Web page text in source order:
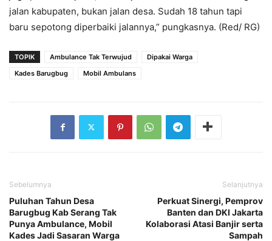
jalan kabupaten, bukan jalan desa. Sudah 18 tahun tapi
baru sepotong diperbaiki jalannya,” pungkasnya. (Red/ RG)
TOPIK Ambulance Tak Terwujud
Dipakai Warga
Kades Barugbug
Mobil Ambulans
Sebelumnya
Puluhan Tahun Desa
Barugbug Kab Serang Tak
Punya Ambulance, Mobil
Kades Jadi Sasaran Warga‎
Selanjutnya
‎Perkuat Sinergi, Pemprov
Banten dan DKI Jakarta
Kolaborasi Atasi Banjir serta
Sampah